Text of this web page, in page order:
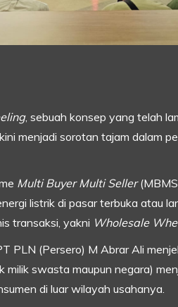
, sebuah konsep yang telah
menjadi sorotan tajam dalam
Multi Buyer Multi Seller
listrik di pasar terbuka atau
transaksi, yakni Wholesale
PLN (Persero) M Abrar Ali
swasta maupun negara)
di luar wilayah usahanya.